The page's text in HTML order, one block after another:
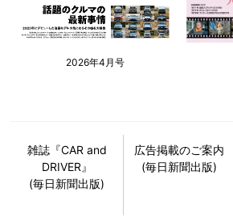
2026年4月号
雑誌『CAR and
DRIVER』
(毎日新聞出版)
広告掲載のご案内
(毎日新聞出版)